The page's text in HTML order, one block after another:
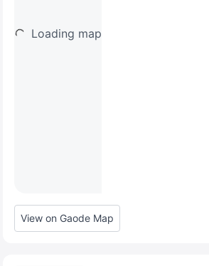
Loading map
View on Gaode Map